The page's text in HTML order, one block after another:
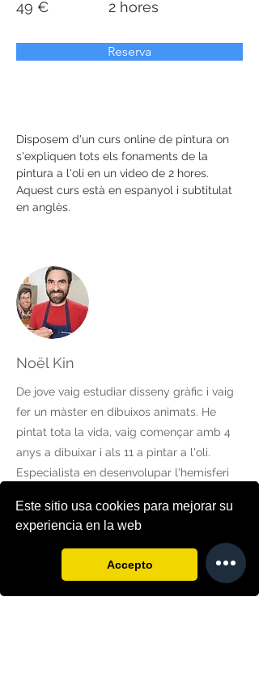
Este sitio usa cookies para mejorar su
experiencia en la web
Accepto
49 € 2 hores
Reserva
Disposem d'un curs online de pintura on
s'expliquen tots els fonaments de la
pintura a l'oli en un video de 2 hores.
Aquest curs està en espanyol i subtitulat
en anglès.
Noël Kin
De jove vaig estudiar disseny gràfic i vaig
fer un màster en dibuixos animats. He
pintat tota la vida, vaig començar amb 4
anys a dibuixar i als 11 a pintar a l'oli.
Especialista en desenvolupar l'hemisferi
dels alumnes. La meva especialitat es el
retrat a l'oli.